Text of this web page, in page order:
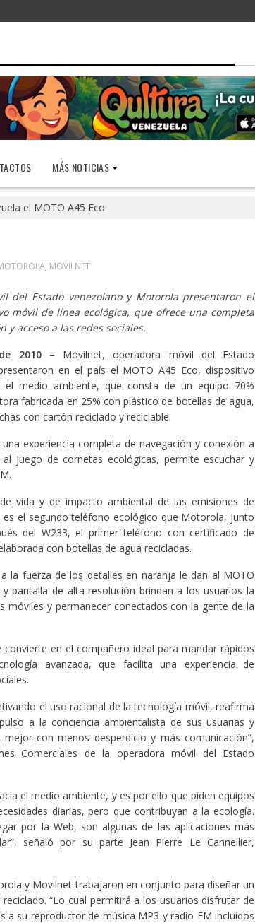
MÁS NOTICIAS
el MOTO A45 Eco
, MOVILNET
del Estado venezolano y Motorola presentaron el
móvil de línea ecológica, que ofrece una completa
y acceso a las redes sociales.
2010– Movilnet, operadora móvil del Estado
en el país el MOTO A45 Eco, dispositivo
el medio ambiente, que consta de un equipo 70%
fabricada en 25% con plástico de botellas de agua,
con cartón reciclado y reciclable.
experiencia completa de navegación y conexión a
juego de cornetas ecológicas, permite escuchar y
vida y de impacto ambiental de las emisiones de
es el segundo teléfono ecológico que Motorola, junto
del W233, el primer teléfono con certificado de
con botellas de agua recicladas.
la fuerza de los detalles en naranja le dan al MOTO
y pantalla de alta resolución brindan a los usuarios la
móviles y permanecer conectados con la gente de la
en el compañero ideal para mandar rápidos
avanzada, que facilita una experiencia de
el uso racional de la tecnología móvil, reafirma
a la conciencia ambientalista de sus usuarias y
con menos desperdicio y más comunicación”,
Comerciales de la operadora móvil del Estado
el medio ambiente, y es por ello que piden equipos
diarias, pero que contribuyan a la ecología.
por la Web, son algunas de las aplicaciones más
señaló por su parte Jean Pierre Le Cannellier,
y Movilnet trabajaron en conjunto para diseñar un
“Lo cual permitirá a los usuarios disfrutar de
a su reproductor de música MP3 y radio FM incluidos